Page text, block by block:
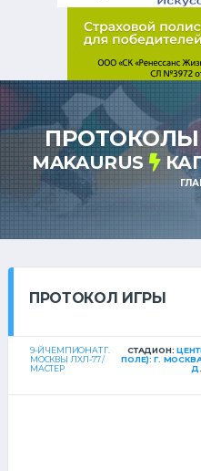
MAKAURUS
ПРОТОКОЛ ИГРЫ
9-Й ЧЕМПИОНАТ Г.
МОСКВЫ ЛХЛ-77 /
МАСТЕР
СТАДИОН:
ПОЛЕ): Г.